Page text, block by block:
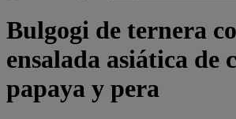
Bulgogi de ternera
ensalada asiática de
papaya y pera